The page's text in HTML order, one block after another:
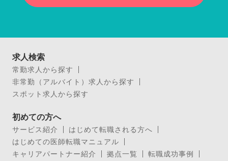
求人検索
常勤求人から探す
非常勤（アルバイト）求人から探す
スポット求人から探す
初めての方へ
サービス紹介
はじめて転職される方へ
はじめての医師転職マニュアル
キャリアパートナー紹介
拠点一覧
転職成功事例